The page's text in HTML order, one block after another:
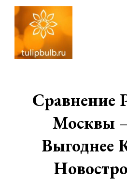
Перейти
содержимому
Сравнение
Москвы
Выгоднее